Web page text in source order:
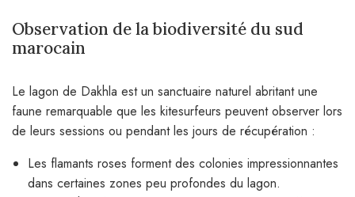
Observation de la biodiversité du sud
marocain
Le lagon de Dakhla est un sanctuaire naturel abritant une
faune remarquable que les kitesurfeurs peuvent observer lors
de leurs sessions ou pendant les jours de récupération :
Les flamants roses forment des colonies impressionnantes
dans certaines zones peu profondes du lagon.